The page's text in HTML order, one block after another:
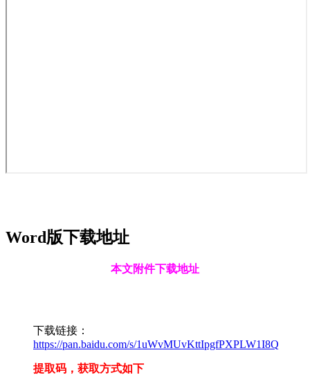
Word版下载地址
本文附件下载地址
下载链接：
https://pan.baidu.com/s/1uWvMUvKttIpgfPXPLW1I8Q
提取码，获取方式如下